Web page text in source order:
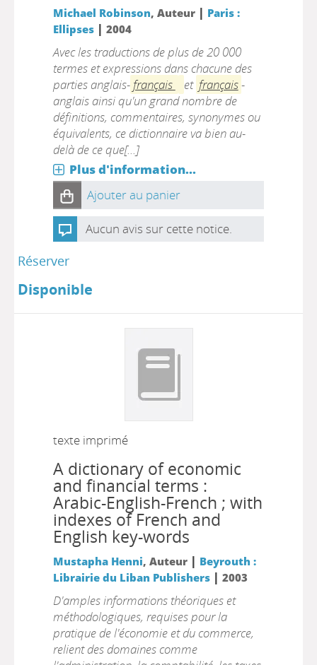
Michael Robinson, Auteur | Paris :
Ellipses| 2004
Avec les traductions de plus de 20 000
termes et expressions dans chacune des
parties anglais- français et français-
anglais ainsi qu'un grand nombre de
définitions, commentaires, synonymes ou
équivalents, ce dictionnaire va bien au-
delà de ce que[...]
Plus d'information...
Ajouter au panier
Aucun avis sur cette notice.
Réserver
Disponible
texte imprimé
A dictionary of economic
and financial terms :
Arabic-English-French ; with
indexes of French and
English key-words
Mustapha Henni, Auteur | Beyrouth :
Librairie du Liban Publishers| 2003
D'amples informations théoriques et
méthodologiques, requises pour la
pratique de l'économie et du commerce,
relient des domaines comme